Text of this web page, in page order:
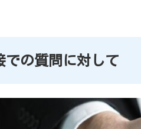
での質問に対して